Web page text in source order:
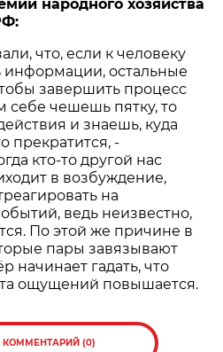
народного хозяйства
что, если к человеку
информации, остальные
завершить процесс
себе чешешь пятку, то
и знаешь, куда
прекратится, -
кто-то другой нас
в возбуждение,
на
ведь неизвестно,
По этой же причине в
пары завязывают
начинает гадать, что
ощущений повышается.
КОММЕНТАРИЙ (0)